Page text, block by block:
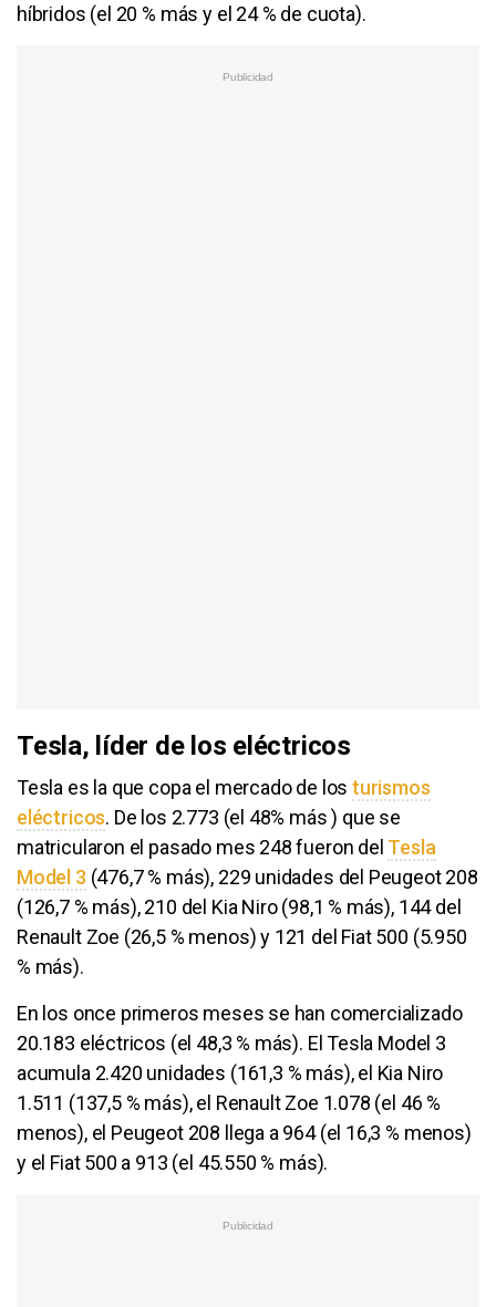
híbridos (el 20 % más y el 24 % de cuota).
Tesla, líder de los eléctricos
Tesla es la que copa el mercado de los turismos
eléctricos. De los 2.773 (el 48% más ) que se
matricularon el pasado mes 248 fueron del Tesla
Model 3 (476,7 % más), 229 unidades del Peugeot 208
(126,7 % más), 210 del Kia Niro (98,1 % más), 144 del
Renault Zoe (26,5 % menos) y 121 del Fiat 500 (5.950
% más).
En los once primeros meses se han comercializado
20.183 eléctricos (el 48,3 % más). El Tesla Model 3
acumula 2.420 unidades (161,3 % más), el Kia Niro
1.511 (137,5 % más), el Renault Zoe 1.078 (el 46 %
menos), el Peugeot 208 llega a 964 (el 16,3 % menos)
y el Fiat 500 a 913 (el 45.550 % más).